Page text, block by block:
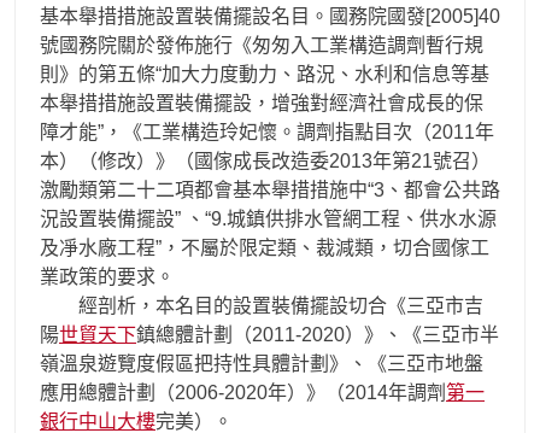
基本舉措措施設置裝備擺設名目。國務院國發[2005]40
號國務院關於發佈施行《匆匆入工業構造調劑暫行規
則》的第五條“加大力度動力、路況、水利和信息等基
本舉措措施設置裝備擺設，增強對經濟社會成長的保
障才能”，《工業構造玲妃懷。調劑指點目次（2011年
本）（修改）》（國傢成長改造委2013年第21號召）
激勵類第二十二項都會基本舉措措施中“3、都會公共路
況設置裝備擺設” 、“9.城鎮供排水管網工程、供水水源
及凈水廠工程”，不屬於限定類、裁減類，切合國傢工
業政策的要求。
經剖析，本名目的設置裝備擺設切合《三亞市吉
陽世貿天下鎮總體計劃（2011-2020）》、《三亞市半
嶺溫泉遊覽度假區把持性具體計劃》、《三亞市地盤
應用總體計劃（2006-2020年）》（2014年調劑第一
銀行中山大樓完美）。